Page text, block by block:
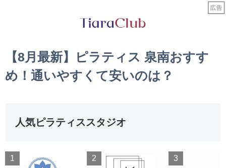
【8月最新】ピラティス 泉南おすす
め！通いやすくて安いのは？
人気ピラティススタジオ
1 2 3